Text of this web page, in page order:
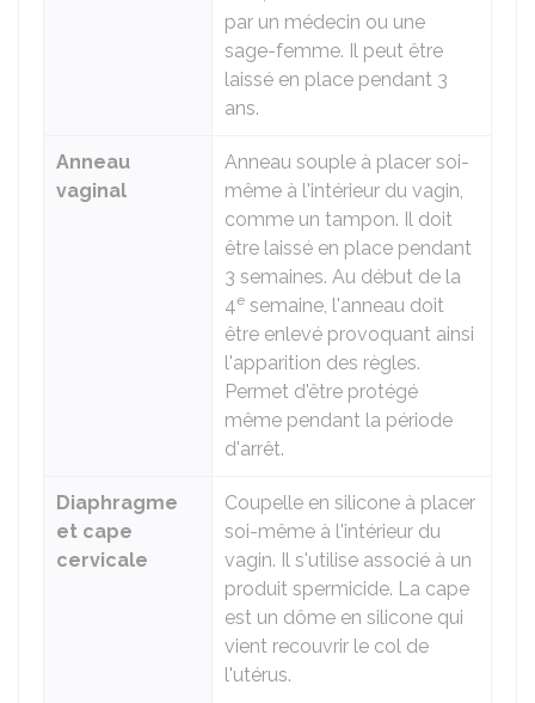
par un médecin ou une
sage-femme. Il peut être
laissé en place pendant 3
ans.
Anneau
vaginal
Anneau souple à placer soi-
même à l'intérieur du vagin,
comme un tampon. Il doit
être laissé en place pendant
3 semaines. Au début de la
4e semaine, l'anneau doit
être enlevé provoquant ainsi
l'apparition des règles.
Permet d'être protégé
même pendant la période
d'arrêt.
Diaphragme
et cape
cervicale
Coupelle en silicone à placer
soi-même à l'intérieur du
vagin. Il s'utilise associé à un
produit spermicide. La cape
est un dôme en silicone qui
vient recouvrir le col de
l'utérus.